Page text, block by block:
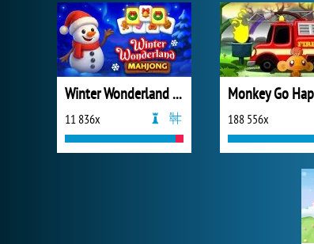
Winter Wonderland Mahjong
11 836x
Monkey Go
188 556x